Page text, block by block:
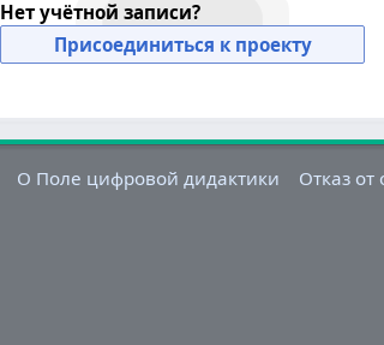
Нет учётной записи?
Присоединиться к проекту
О Поле цифровой дидактики Отказ от